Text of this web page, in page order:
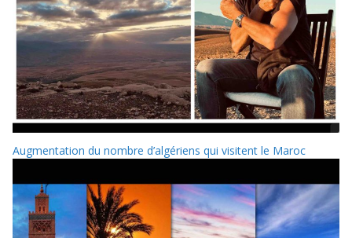
Augmentation du nombre d’algériens qui visitent le Maroc